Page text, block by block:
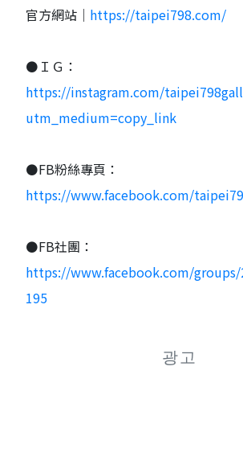
官方網站｜ https://taipei798.com/
⚫ＩＧ：
https://instagram.com/
utm_medium=copy_link
⚫FB粉絲專頁：
https://www.facebook.com/
⚫FB社團：
https://www.facebook.com/groups/
195
광고